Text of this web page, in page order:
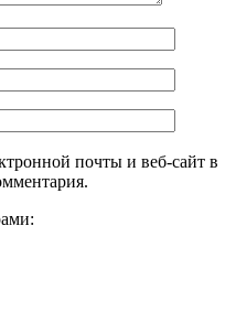
почты и веб-сайт в